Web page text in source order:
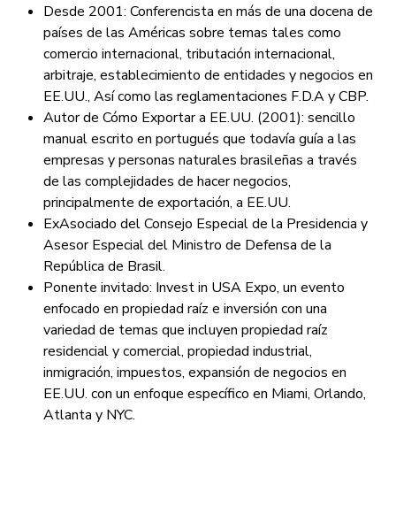
Desde 2001: Conferencista en más de una docena de
países de las Américas sobre temas tales como
comercio internacional, tributación internacional,
arbitraje, establecimiento de entidades y negocios en
EE.UU., Así como las reglamentaciones F.D.A y CBP.
Autor de Cómo Exportar a EE.UU. (2001): sencillo
manual escrito en portugués que todavía guía a las
empresas y personas naturales brasileñas a través
de las complejidades de hacer negocios,
principalmente de exportación, a EE.UU.
ExAsociado del Consejo Especial de la Presidencia y
Asesor Especial del Ministro de Defensa de la
República de Brasil.
Ponente invitado: Invest in USA Expo, un evento
enfocado en propiedad raíz e inversión con una
variedad de temas que incluyen propiedad raíz
residencial y comercial, propiedad industrial,
inmigración, impuestos, expansión de negocios en
EE.UU. con un enfoque específico en Miami, Orlando,
Atlanta y NYC.